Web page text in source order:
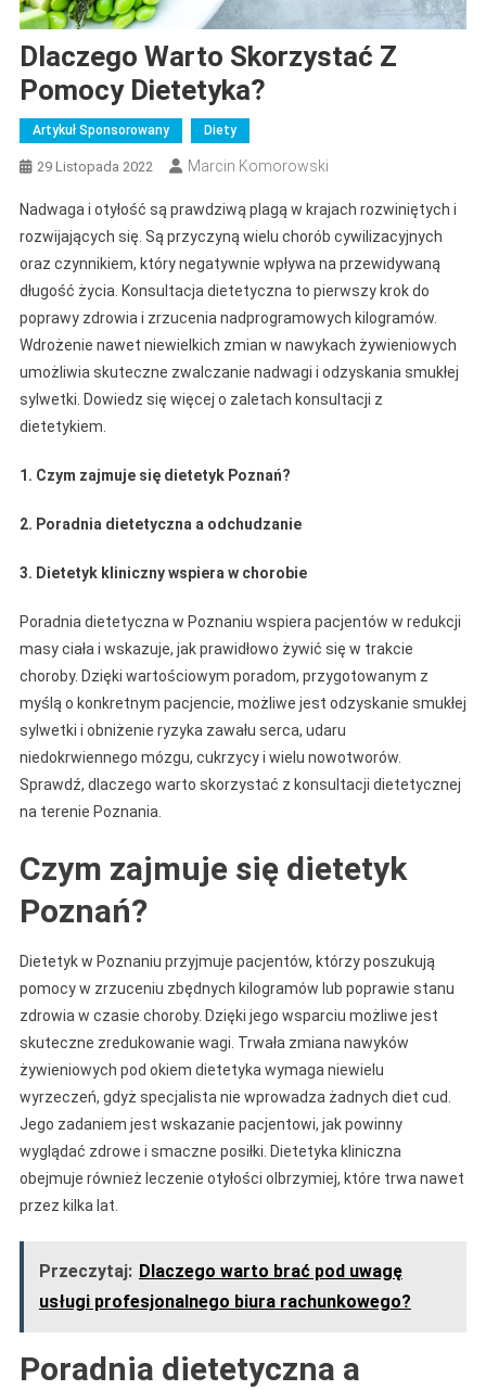
Dlaczego Warto Skorzystać Z
Pomocy Dietetyka?
Artykuł Sponsorowany Diety
29 Listopada 2022 Marcin Komorowski
Nadwaga i otyłość są prawdziwą plagą w krajach rozwiniętych i
rozwijających się. Są przyczyną wielu chorób cywilizacyjnych
oraz czynnikiem, który negatywnie wpływa na przewidywaną
długość życia. Konsultacja dietetyczna to pierwszy krok do
poprawy zdrowia i zrzucenia nadprogramowych kilogramów.
Wdrożenie nawet niewielkich zmian w nawykach żywieniowych
umożliwia skuteczne zwalczanie nadwagi i odzyskania smukłej
sylwetki. Dowiedz się więcej o zaletach konsultacji z
dietetykiem.
1. Czym zajmuje się dietetyk Poznań?
2. Poradnia dietetyczna a odchudzanie
3. Dietetyk kliniczny wspiera w chorobie
Poradnia dietetyczna w Poznaniu wspiera pacjentów w redukcji
masy ciała i wskazuje, jak prawidłowo żywić się w trakcie
choroby. Dzięki wartościowym poradom, przygotowanym z
myślą o konkretnym pacjencie, możliwe jest odzyskanie smukłej
sylwetki i obniżenie ryzyka zawału serca, udaru
niedokrwiennego mózgu, cukrzycy i wielu nowotworów.
Sprawdź, dlaczego warto skorzystać z konsultacji dietetycznej
na terenie Poznania.
Czym zajmuje się dietetyk
Poznań?
Dietetyk w Poznaniu przyjmuje pacjentów, którzy poszukują
pomocy w zrzuceniu zbędnych kilogramów lub poprawie stanu
zdrowia w czasie choroby. Dzięki jego wsparciu możliwe jest
skuteczne zredukowanie wagi. Trwała zmiana nawyków
żywieniowych pod okiem dietetyka wymaga niewielu
wyrzeczeń, gdyż specjalista nie wprowadza żadnych diet cud.
Jego zadaniem jest wskazanie pacjentowi, jak powinny
wyglądać zdrowe i smaczne posiłki. Dietetyka kliniczna
obejmuje również leczenie otyłości olbrzymiej, które trwa nawet
przez kilka lat.
Przeczytaj: Dlaczego warto brać pod uwagę
usługi profesjonalnego biura rachunkowego?
Poradnia dietetyczna a